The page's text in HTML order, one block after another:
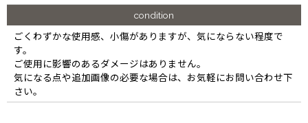
condition
ごくわずかな使用感、小傷がありますが、気にならない程度で
す。
ご使用に影響のあるダメージはありません。
気になる点や追加画像の必要な場合は、お気軽にお問い合わせ下
さい。